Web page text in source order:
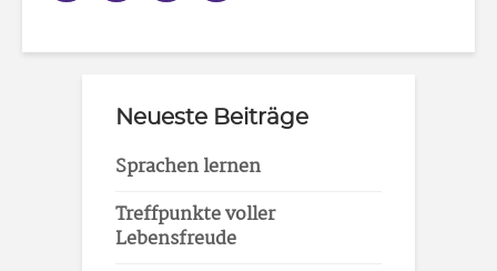
Neueste Beiträge
Sprachen lernen
Treffpunkte voller
Lebensfreude